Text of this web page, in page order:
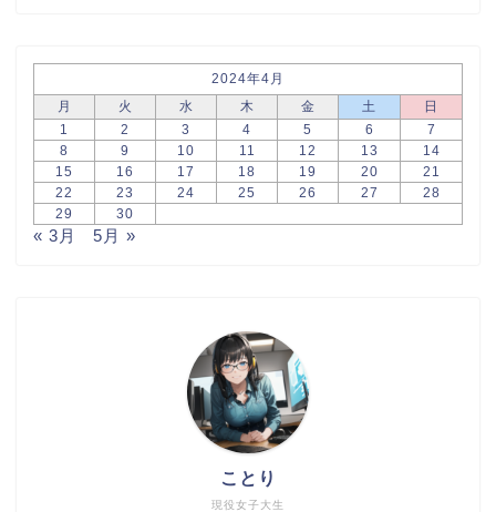
2024年4月
月
火 水 木 金 土
日
1
2 3 4 5 6
7
8
9 10 11 12 13
14
15
16 17 18 19 20
21
22
23 24 25 26 27
28
29
30
« 3月 5月 »
現役女子大生
ことり